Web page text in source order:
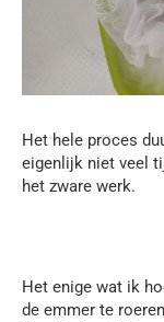
Het hele proces
eigenlijk niet veel
het zware werk.
Het enige wat ik
de emmer te